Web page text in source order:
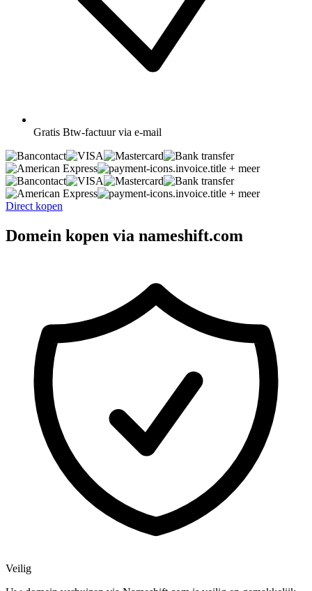
Gratis Btw-factuur via e-mail
+ meer
+ meer
Direct kopen
Domein kopen via nameshift.com
Veilig